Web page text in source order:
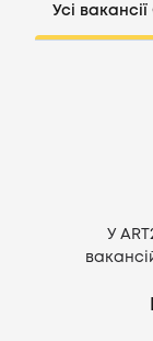
Усі вакансії
У